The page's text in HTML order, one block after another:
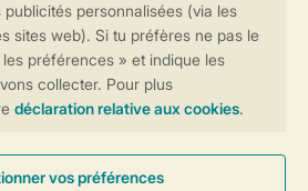
et préférences
des données